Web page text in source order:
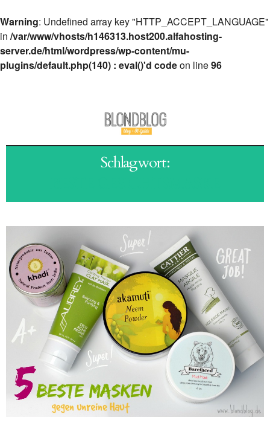
Warning: Undefined array key "HTTP_ACCEPT_LANGUAGE"
in /var/www/vhosts/h146313.host200.alfahosting-
server.de/html/wordpress/wp-content/mu-
plugins/default.php(140) : eval()'d codeon line96
Schlagwort: